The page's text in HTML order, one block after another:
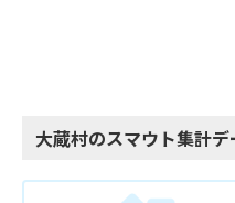
大蔵村のスマウト集計デ